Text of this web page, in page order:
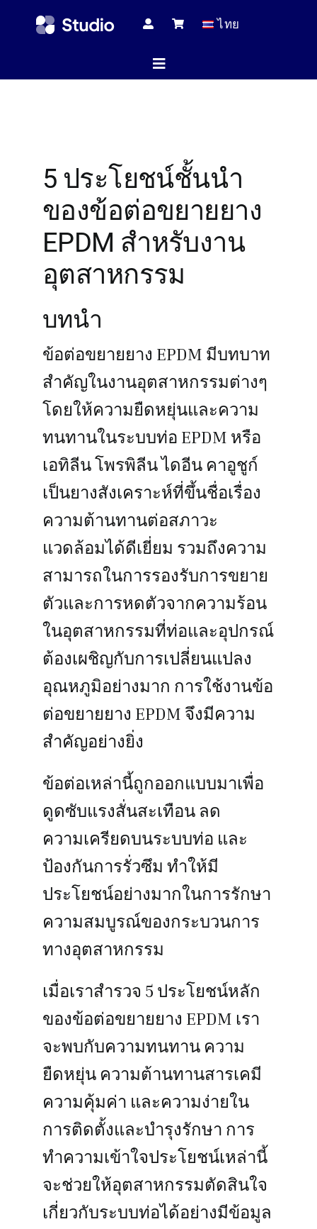
ไทย
Toggle
บทความทา
รับใบเสนอ
5 ประโยชน์ชั้นนำ
ของข้อต่อขยายยาง
EPDM สำหรับงาน
อุตสาหกรรม
บทนำ
ข้อต่อขยายยาง EPDM มีบทบาท
สำคัญในงานอุตสาหกรรมต่างๆ
โดยให้ความยืดหยุ่นและความ
ทนทานในระบบท่อ EPDM หรือ
เอทิลีน โพรพิลีน ไดอีน คาอูชูก์
เป็นยางสังเคราะห์ที่ขึ้นชื่อเรื่อง
ความต้านทานต่อสภาวะ
แวดล้อมได้ดีเยี่ยม รวมถึงความ
สามารถในการรองรับการขยาย
ตัวและการหดตัวจากความร้อน
ในอุตสาหกรรมที่ท่อและอุปกรณ์
ต้องเผชิญกับการเปลี่ยนแปลง
อุณหภูมิอย่างมาก การใช้งานข้อ
ต่อขยายยาง EPDM จึงมีความ
สำคัญอย่างยิ่ง
ข้อต่อเหล่านี้ถูกออกแบบมาเพื่อ
ดูดซับแรงสั่นสะเทือน ลด
ความเครียดบนระบบท่อ และ
ป้องกันการรั่วซึม ทำให้มี
ประโยชน์อย่างมากในการรักษา
ความสมบูรณ์ของกระบวนการ
ทางอุตสาหกรรม
เมื่อเราสำรวจ 5 ประโยชน์หลัก
ของข้อต่อขยายยาง EPDM เรา
จะพบกับความทนทาน ความ
ยืดหยุ่น ความต้านทานสารเคมี
ความคุ้มค่า และความง่ายใน
การติดตั้งและบำรุงรักษา การ
ทำความเข้าใจประโยชน์เหล่านี้
จะช่วยให้อุตสาหกรรมตัดสินใจ
เกี่ยวกับระบบท่อได้อย่างมีข้อมูล